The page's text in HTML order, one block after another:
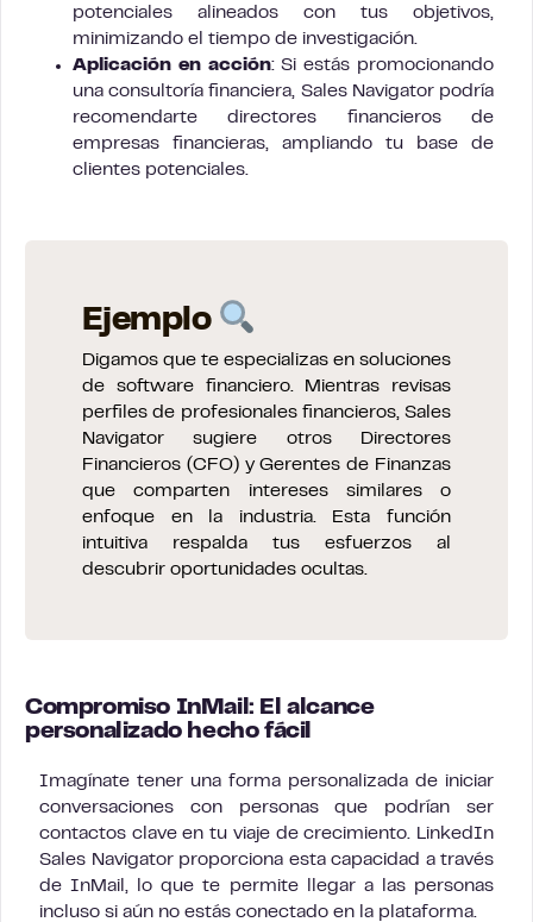
potenciales alineados con tus objetivos,
minimizando el tiempo de investigación.
Aplicación en acción: Si estás promocionando
una consultoría financiera, Sales Navigator podría
recomendarte directores financieros de
empresas financieras, ampliando tu base de
clientes potenciales.
Ejemplo
Digamos que te especializas en soluciones
de software financiero. Mientras revisas
perfiles de profesionales financieros, Sales
Navigator sugiere otros Directores
Financieros (CFO) y Gerentes de Finanzas
que comparten intereses similares o
enfoque en la industria. Esta función
intuitiva respalda tus esfuerzos al
descubrir oportunidades ocultas.
Compromiso InMail: El alcance
personalizado hecho fácil
Imagínate tener una forma personalizada de iniciar
conversaciones con personas que podrían ser
contactos clave en tu viaje de crecimiento. LinkedIn
Sales Navigator proporciona esta capacidad a través
de InMail, lo que te permite llegar a las personas
incluso si aún no estás conectado en la plataforma.